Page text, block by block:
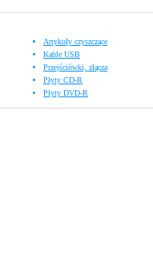
Artykuły czyszczące
Kable USB
Przejściówki, złącza
Płyty CD-R
Płyty DVD-R